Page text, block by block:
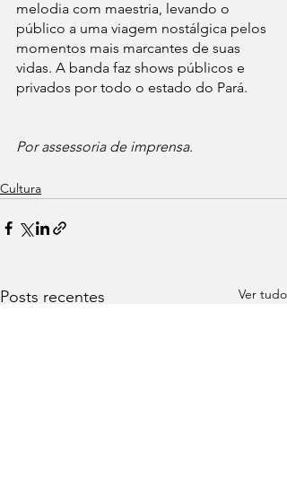
melodia com maestria, levando o
público a uma viagem nostálgica pelos
momentos mais marcantes de suas
vidas. A banda faz shows públicos e
privados por todo o estado do Pará.
Por assessoria de imprensa.
Cultura
Posts recentes Ver tudo